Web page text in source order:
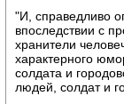
"И, справедливо
впоследствии с
хранители
характерного
солдата и
людей, солдат и